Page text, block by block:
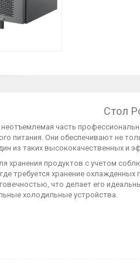
Стол
часть
питания. Они обеспечивают не
из таких высококачественных и
хранения продуктов с учетом
требуется хранение
что делает его
холодильные устройства.